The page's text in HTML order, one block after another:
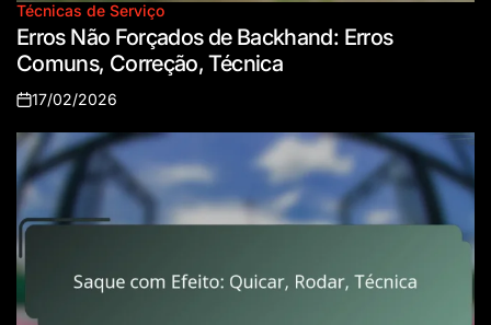
Posted
in
Técnicas de Serviço
Erros Não Forçados de Backhand: Erros
Comuns, Correção, Técnica
Posted
on
17/02/2026